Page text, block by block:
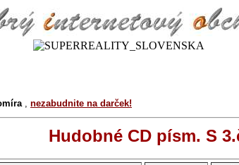
, nezabudnite na darček!
Hudobné CD písm. S